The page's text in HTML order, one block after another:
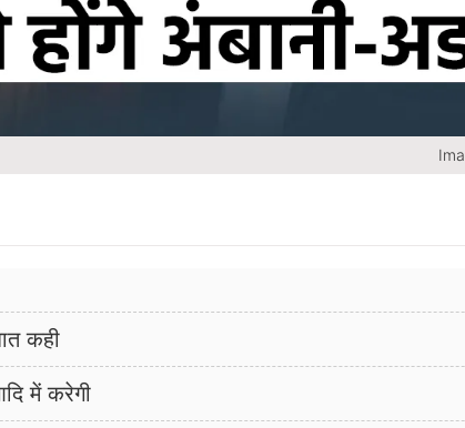
कही
में करेगी